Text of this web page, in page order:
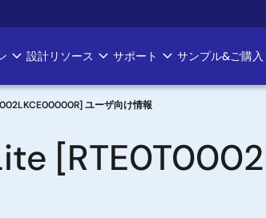
設計リソース サポート サンプル&ご購入
ユーザ向け情報